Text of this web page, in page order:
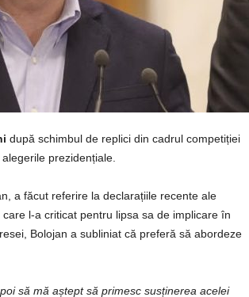
după schimbul de replici din cadrul competiției
prezidențiale.
a făcut referire la declarațiile recente ale
l-a criticat pentru lipsa sa de implicare în
Bolojan a subliniat că preferă să abordeze
să mă aștept să primesc susținerea acelei